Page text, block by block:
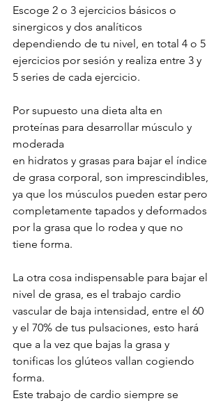
Escoge 2 o 3 ejercicios básicos o
sinergicos y dos analíticos
dependiendo de tu nivel, en total 4 o 5
ejercicios por sesión y realiza entre 3 y
5 series de cada ejercicio.
Por supuesto una dieta alta en
proteínas para desarrollar músculo y
moderada
en hidratos y grasas para bajar el índice
de grasa corporal, son imprescindibles,
ya que los músculos pueden estar pero
completamente tapados y deformados
por la grasa que lo rodea y que no
tiene forma.
La otra cosa indispensable para bajar el
nivel de grasa, es el trabajo cardio
vascular de baja intensidad, entre el 60
y el 70% de tus pulsaciones, esto hará
que a la vez que bajas la grasa y
tonificas los glúteos vallan cogiendo
forma.
Este trabajo de cardio siempre se